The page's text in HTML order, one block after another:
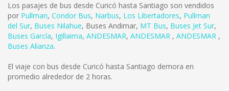
Los pasajes de bus desde Curicó hasta Santiago son vendidos
por Pullman, Condor Bus, Narbus, Los Libertadores, Pullman
del Sur, Buses Nilahue, Buses Andimar, MT Bus, Buses Jet Sur,
Buses García, Igillaima, ANDESMAR, ANDESMAR , ANDESMAR ,
Buses Alianza.
El viaje con bus desde Curicó hasta Santiago demora en
promedio alrededor de 2 horas.